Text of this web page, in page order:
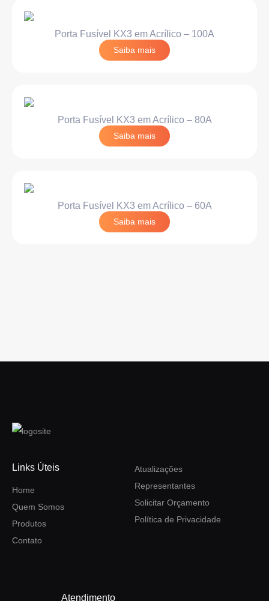
Porta Fusível KX3 em Acrílico – 100A
Saiba mais
Porta Fusível KX3 em Acrílico – 80A
Saiba mais
Porta Fusível KX3 em Acrílico – 60A
Saiba mais
Links Úteis
Home
Quem Somos
Produtos
Contato
Atualizações
Representantes
Solicitar Orçamento
Política de Privacidade
Atendimento